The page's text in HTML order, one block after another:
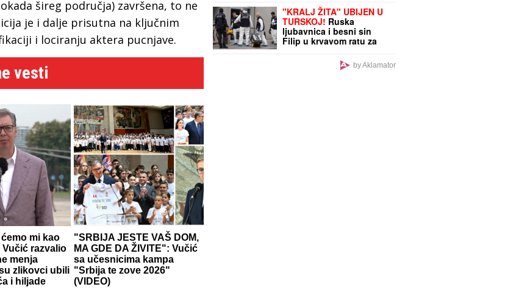
šireg područja) završena, to ne
je i dalje prisutna na ključnim
i lociranju aktera pucnjave.
vesti
mi kao
Vučić razvalio
menja
zlikovci ubili
i hiljade
"SRBIJA JESTE VAŠ DOM,
MA GDE DA ŽIVITE": Vučić
sa učesnicima kampa
"Srbija te zove 2026"
(VIDEO)
"KRALJ ŽITA" UBIJEN U
TURSKOJ! Ruska
ljubavnica i besni sin
Filip u krvavom ratu za
milione: Na imanju nađen
ARSENAL ORUŽJA, ručne
bombe i sumnjiveby Aklamator